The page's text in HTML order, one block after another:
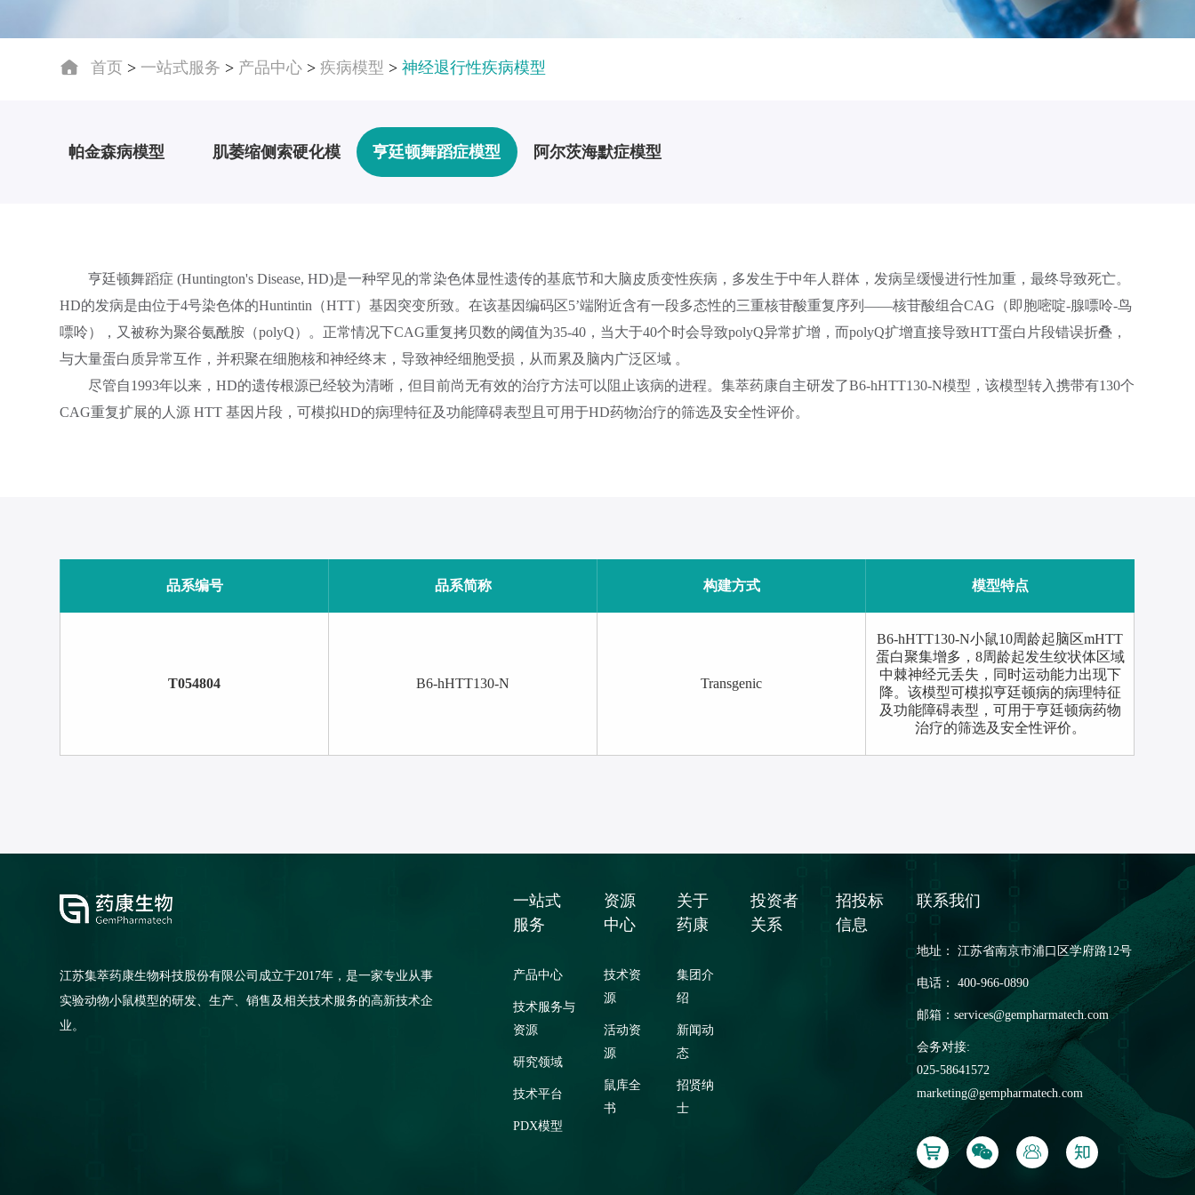
首页 > 一站式服务 > 产品中心 >疾病模型 >神经退行性疾病模型
帕金森病模型 肌萎缩侧索硬化模 亨廷顿舞蹈症模型 阿尔茨海默症模型
亨廷顿舞蹈症 (Huntington's Disease, HD)是一种罕见的常染色体显性遗传的基底节和大脑皮质变性疾病，多发生于中年人群体，发病呈缓慢进行性加重，最终导致死亡。
HD的发病是由位于4号染色体的Huntintin（HTT）基因突变所致。在该基因编码区5’端附近含有一段多态性的三重核苷酸重复序列——核苷酸组合CAG（即胞嘧啶-腺嘌呤-鸟
嘌呤），又被称为聚谷氨酰胺（polyQ）。正常情况下CAG重复拷贝数的阈值为35-40，当大于40个时会导致polyQ异常扩增，而polyQ扩增直接导致HTT蛋白片段错误折叠，
与大量蛋白质异常互作，并积聚在细胞核和神经终末，导致神经细胞受损，从而累及脑内广泛区域 。
尽管自1993年以来，HD的遗传根源已经较为清晰，但目前尚无有效的治疗方法可以阻止该病的进程。集萃药康自主研发了B6-hHTT130-N模型，该模型转入携带有130个
CAG重复扩展的人源 HTT 基因片段，可模拟HD的病理特征及功能障碍表型且可用于HD药物治疗的筛选及安全性评价。
品系编号 品系简称 构建方式 模型特点
T054804 B6-hHTT130-N Transgenic
B6-hHTT130-N小鼠10周龄起脑区mHTT
蛋白聚集增多，8周龄起发生纹状体区域
中棘神经元丢失，同时运动能力出现下
降。该模型可模拟亨廷顿病的病理特征
及功能障碍表型，可用于亨廷顿病药物
治疗的筛选及安全性评价。
江苏集萃药康生物科技股份有限公司成立于2017年，是一家专业从事
实验动物小鼠模型的研发、生产、销售及相关技术服务的高新技术企
业。
一站式
服务
产品中心
技术服务与
资源
研究领域
技术平台
PDX模型
资源
中心
技术资
源
活动资
源
鼠库全
书
关于
药康
集团介
绍
新闻动
态
招贤纳
士
投资者
关系
招投标
信息
联系我们
地址： 江苏省南京市浦口区学府路12号
电话： 400-966-0890
邮箱： services@gempharmatech.com
会务对接:
025-58641572
marketing@gempharmatech.com